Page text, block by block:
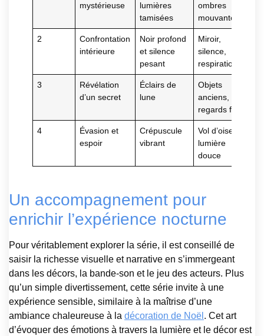
mystérieuse
lumières
tamisées
ombres
mouvantes
2
Confrontation
intérieure
Noir profond
et silence
pesant
Miroir,
silence,
respiration
3
Révélation
d’un secret
Éclairs de
lune
Objets
anciens,
regards furtifs
4
Évasion et
espoir
Crépuscule
vibrant
Vol d’oiseaux,
lumière
douce
Un accompagnement pour
enrichir l’expérience nocturne
Pour véritablement explorer la série, il est conseillé de
saisir la richesse visuelle et narrative en s’immergeant
dans les décors, la bande-son et le jeu des acteurs. Plus
qu’un simple divertissement, cette série invite à une
expérience sensible, similaire à la maîtrise d’une
ambiance chaleureuse à la décoration de Noël . Cet art
d’évoquer des émotions à travers la lumière et le décor est